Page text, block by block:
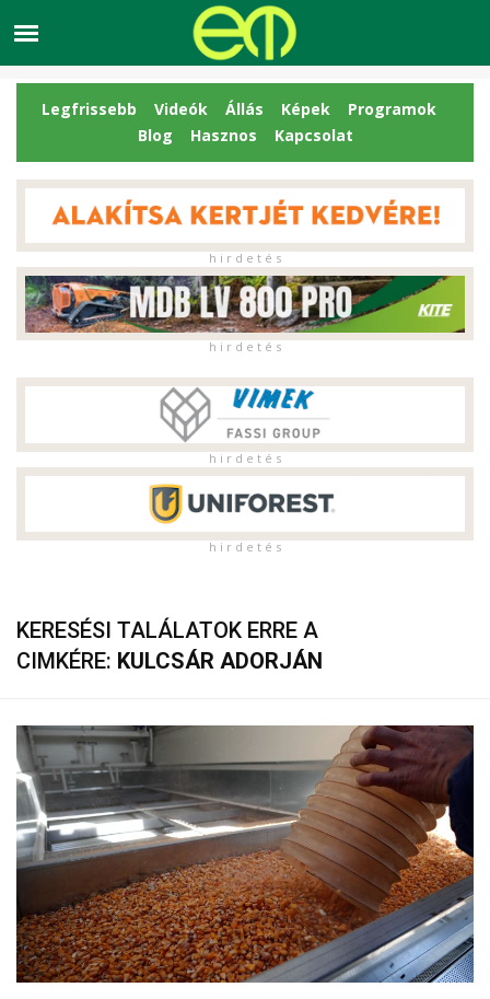
Legfrissebb Videók Állás Képek
Programok
Blog
Hasznos Kapcsolat
h i r d e t é s
h i r d e t é s
h i r d e t é s
h i r d e t é s
KERESÉSI TALÁLATOK ERRE A
CIMKÉRE: KULCSÁR ADORJÁN